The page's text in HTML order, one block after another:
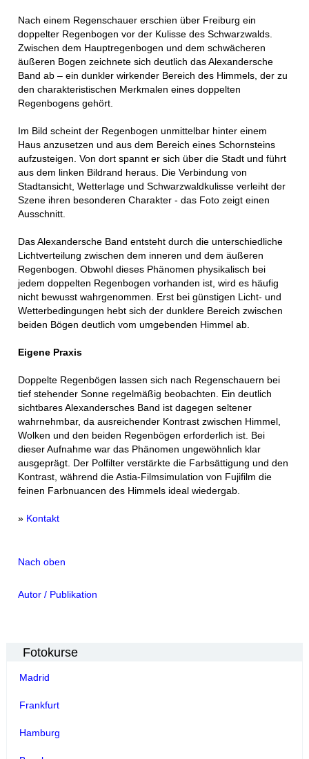
Nach einem Regenschauer erschien über Freiburg ein
doppelter Regenbogen vor der Kulisse des Schwarzwalds.
Zwischen dem Hauptregenbogen und dem schwächeren
äußeren Bogen zeichnete sich deutlich das Alexandersche
Band ab – ein dunkler wirkender Bereich des Himmels, der zu
den charakteristischen Merkmalen eines doppelten
Regenbogens gehört.
Im Bild scheint der Regenbogen unmittelbar hinter einem
Haus anzusetzen und aus dem Bereich eines Schornsteins
aufzusteigen. Von dort spannt er sich über die Stadt und führt
aus dem linken Bildrand heraus. Die Verbindung von
Stadtansicht, Wetterlage und Schwarzwaldkulisse verleiht der
Szene ihren besonderen Charakter - das Foto zeigt einen
Ausschnitt.
Das Alexandersche Band entsteht durch die unterschiedliche
Lichtverteilung zwischen dem inneren und dem äußeren
Regenbogen. Obwohl dieses Phänomen physikalisch bei
jedem doppelten Regenbogen vorhanden ist, wird es häufig
nicht bewusst wahrgenommen. Erst bei günstigen Licht- und
Wetterbedingungen hebt sich der dunklere Bereich zwischen
beiden Bögen deutlich vom umgebenden Himmel ab.
Eigene Praxis
Doppelte Regenbögen lassen sich nach Regenschauern bei
tief stehender Sonne regelmäßig beobachten. Ein deutlich
sichtbares Alexandersches Band ist dagegen seltener
wahrnehmbar, da ausreichender Kontrast zwischen Himmel,
Wolken und den beiden Regenbögen erforderlich ist. Bei
dieser Aufnahme war das Phänomen ungewöhnlich klar
ausgeprägt. Der Polfilter verstärkte die Farbsättigung und den
Kontrast, während die Astia-Filmsimulation von Fujifilm die
feinen Farbnuancen des Himmels ideal wiedergab.
» Kontakt
Nach oben
Autor / Publikation
Fotokurse
Madrid
Frankfurt
Hamburg